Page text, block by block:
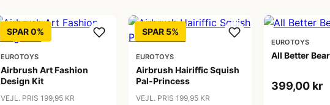
SPAR 0%
EUROTOYS
Airbrush Art Fashion
Design Kit
VEJL. PRIS 199,95 KR
SPAR 5%
EUROTOYS
Airbrush Hairiffic Squish
Pal-Princess
VEJL. PRIS 199,95 KR
EUROTOYS
All Better Bear
399,00 kr